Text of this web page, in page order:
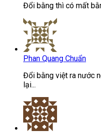
Đổi bằng thì có mất
Phan Quang Chuẩn
Đổi bằng việt ra nước
lại...